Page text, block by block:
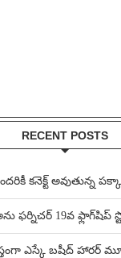
RECENT POSTS
కనెక్ట్ అవుతున్న
19వ ఫ్లాగ్‌షిప్
ఎస్కే బషీద్‌ హారర్